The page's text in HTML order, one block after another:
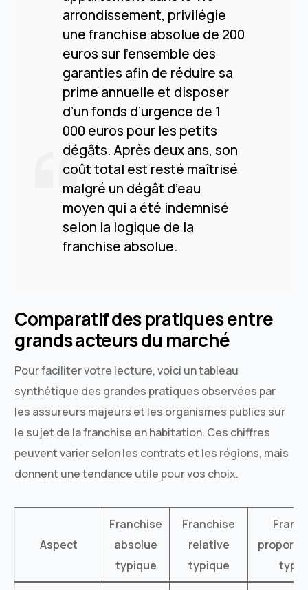
arrondissement, privilégie
une franchise absolue de 200
euros sur l’ensemble des
garanties afin de réduire sa
prime annuelle et disposer
d’un fonds d’urgence de 1
000 euros pour les petits
dégâts. Après deux ans, son
coût total est resté maîtrisé
malgré un dégât d’eau
moyen qui a été indemnisé
selon la logique de la
franchise absolue.
Comparatif des pratiques entre
grands acteurs du marché
Pour faciliter votre lecture, voici un tableau
synthétique des grandes pratiques observées par
les assureurs majeurs et les organismes publics sur
le sujet de la franchise en habitation. Ces chiffres
peuvent varier selon les contrats et les régions, mais
donnent une tendance utile pour vos choix.
Aspect
Franchise
absolue
typique
Franchise
relative
typique